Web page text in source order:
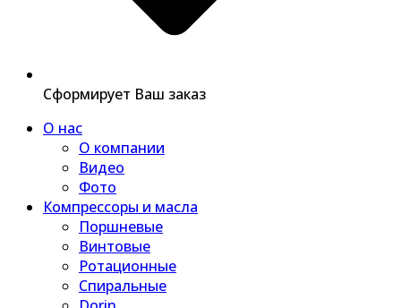
Сформирует Ваш заказ
О нас
О компании
Видео
Фото
Компрессоры и масла
Поршневые
Винтовые
Ротационные
Спиральные